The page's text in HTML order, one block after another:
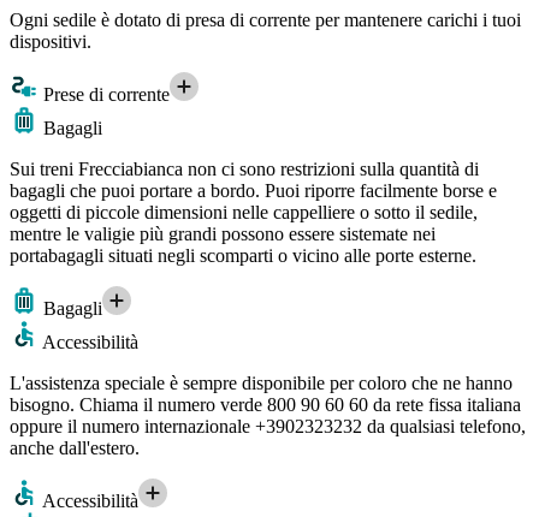
Ogni sedile è dotato di presa di corrente per mantenere carichi i tuoi
dispositivi.
Prese di corrente
Bagagli
Sui treni Frecciabianca non ci sono restrizioni sulla quantità di
bagagli che puoi portare a bordo. Puoi riporre facilmente borse e
oggetti di piccole dimensioni nelle cappelliere o sotto il sedile,
mentre le valigie più grandi possono essere sistemate nei
portabagagli situati negli scomparti o vicino alle porte esterne.
Bagagli
Accessibilità
L'assistenza speciale è sempre disponibile per coloro che ne hanno
bisogno. Chiama il numero verde 800 90 60 60 da rete fissa italiana
oppure il numero internazionale +3902323232 da qualsiasi telefono,
anche dall'estero.
Accessibilità